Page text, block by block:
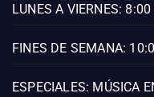
LUNES A VIERNES:
FINES DE SEMANA:
ESPECIALES: MÚSICA